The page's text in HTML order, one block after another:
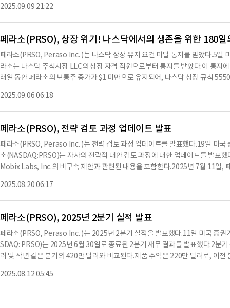
법인 주 또는 기타 관할권에서 이러한 증권이 판매되
년 9월 5일자로 작성되었으며, 모빅스랩스는 스탠드스틸 제한에 반대하지만,
밀유지 계약을 고려할 의향이 있다.페라소의 이사회는 법률 및 재무 자문과 협의
이 통화는 페라소가 비공식 정보를 공유하지 않고 비밀유지 계약의 범위 밖에서
스의 수정된 제안과 의도를 더 잘 이해하는 것이다.페라소는 모든 이해관계자
대화에 열려 있으며, 당사자들에게 제공한 기회를 모빅스랩스에게도 연장했다.
중하고 있으며, 여러 당사자들이 비밀유지 계약을 체결하고 이 과정에 적극 참
대해 열려 있지만, 공정하고 일관된 방식으로 검토를 계속할 것이다. 페라소는
2025.09.09 21:22
페라소(PRSO), 상장 위기! 나스닥에서의 생존을 위한 180일
페라소(PRSO, Peraso Inc. )는 나스닥 상장 유지 요건 미달 통지를 받았다.5일
라소는 나스닥 주식시장 LLC의 상장 자격 직원으로부터 통지를 받았다.이 통지
래일 동안 페라소의 보통주 종가가 $1 미만으로 유지되어, 나스닥 상장 규칙
한다.최소 입찰가 요건을 회복하기 위해서는 페라소의 보통주 종가가 180일 기
이 기간 내에 요건을 회복하지 못할 경우, 페라소는 추가로 180일의 준수 기간을
나스닥 자본 시장의 모든 초기 상장 기준을 충족해야 한다.또한, 필요시 주식 분
나스닥에 제공해야 한다.그러나 나스닥 직원이 페라소가 결함을 해결할 수 없
받을 수 있다.이 통지는 페라소의 보통주가 나스닥 자본 시장에서 즉시 상장 폐
를 모니터링하고 있으며, 종가가 $1 미만으로 유지될 경우 가능한 옵션을 고려하고 있다.서명 1934년 증권 거래법
라, 등록자는 이 보고서를 서명할 권한이 있는 자에 의해 적절히 서명하도록 했
2025.09.06 06:18
페라소(PRSO), 전략 검토 과정 업데이트 발표
페라소(PRSO, Peraso Inc. )는 전략 검토 과정 업데이트를 발표했다.19일 미
소(NASDAQ:PRSO)는 자사의 전략적 대안 검토 과정에 대한 업데이트를 발표
Mobix Labs, Inc.의 비구속 제안과 관련된 내용을 포함한다.2025년 7월 11일,
페라소는 이 과정에서 Craig-Hallum Capital Group LLC를 재정 고문으로 임
잠재적인 거래 상대방 및 자금 출처와 접촉하고 있다.페라소는 Mobix를 포함한
할 것을 요청했으며, 이는 과정의 무결성을 보호하기 위한 조항을 포함하고 있
부하고, 비공식 정보를 받을 수 없다.Mobix는 이사회와의 직접적인 소통을 요
있는 모든 대안을 고려할 것이라고 전했다.페라소는 모든 관심 있는 당사자들이
호되어야 한다고 믿고 있다.또한, 주식 고려가 포함된 잠재적 거래에서는 비밀
정보를 받을 수 있도록 한다고 강조했다.페라소는 Mobix 및 다른 당사자들과의
고 있다.페라소는 고정 무선 접속, 군사, 몰입형
2025.08.20 06:17
페라소(PRSO), 2025년 2분기 실적 발표
페라소(PRSO, Peraso Inc. )는 2025년 2분기 실적을 발표했다.11일 미국 증
SDAQ: PRSO)는 2025년 6월 30일로 종료된 2분기 재무 결과를 발표했다.2분
러 및 작년 같은 분기의 420만 달러와 비교된다.제품 수익은 220만 달러로, 이
제품의 배송 증가로 부분적으로 상쇄됐다.2025년 2분기 GAAP 총 매출 총이익
기의 55.5%와 비교된다.비GAAP 기준으로도 2분기 총 매출 총이익률은
2025.08.12 05:45